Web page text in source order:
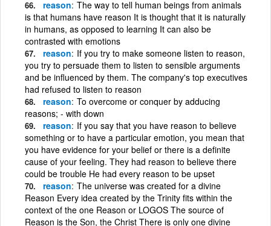
reason The way to tell human beings from animals
is that humans have reason It is thought that it is naturally
in humans, as opposed to learning It can also be
contrasted with emotions
reason If you try to make someone listen to reason,
you try to persuade them to listen to sensible arguments
and be influenced by them. The company's top executives
had refused to listen to reason
reason To overcome or conquer by adducing
reasons; - with down
reason If you say that you have reason to believe
something or to have a particular emotion, you mean that
you have evidence for your belief or there is a definite
cause of your feeling. They had reason to believe there
could be trouble He had every reason to be upset
reason The universe was created for a divine
Reason Every idea created by the Trinity fits within the
context of the one Reason or LOGOS The source of
Reason is the Son, the Christ There is only one divine